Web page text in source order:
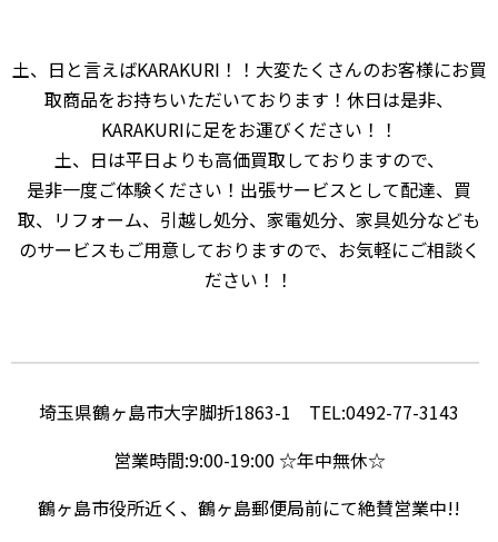
土、日と言えばKARAKURI！！大変たくさんのお客様にお買
取商品をお持ちいただいております！休日は是非、
KARAKURIに足をお運びください！！
土、日は平日よりも高価買取しておりますので、
是非一度ご体験ください！出張サービスとして配達、買
取、リフォーム、引越し処分、家電処分、家具処分なども
のサービスもご用意しておりますので、お気軽にご相談く
ださい！！
埼玉県鶴ヶ島市大字脚折1863-1 TEL:0492-77-3143
営業時間:9:00-19:00 ☆年中無休☆
鶴ヶ島市役所近く、鶴ヶ島郵便局前にて絶賛営業中!!